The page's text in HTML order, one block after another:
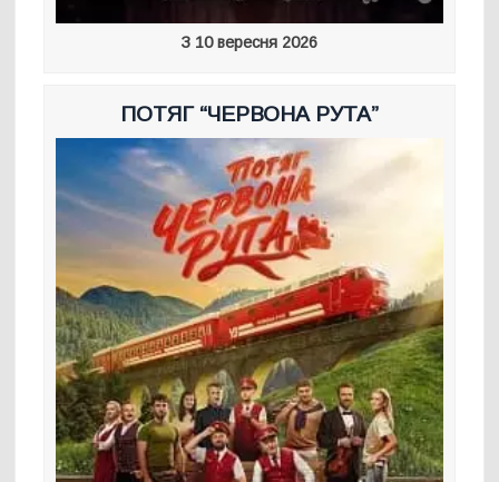
З 10 вересня 2026
ПОТЯГ “ЧЕРВОНА РУТА”